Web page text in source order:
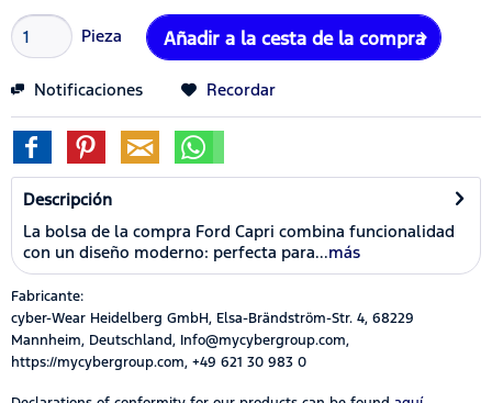
Pieza Añadir a la cesta de la compra
Notificaciones Recordar
Descripción
La bolsa de la compra Ford Capri combina funcionalidad
con un diseño moderno: perfecta para...más
Fabricante:
cyber-Wear Heidelberg GmbH, Elsa-Brändström-Str. 4, 68229
Mannheim, Deutschland, Info@mycybergroup.com,
https://mycybergroup.com, +49 621 30 983 0